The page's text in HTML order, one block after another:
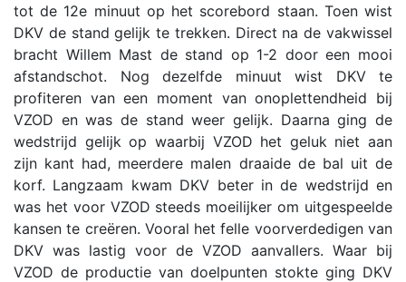
tot de 12e minuut op het scorebord staan. Toen wist
DKV de stand gelijk te trekken. Direct na de vakwissel
bracht Willem Mast de stand op 1-2 door een mooi
afstandschot. Nog dezelfde minuut wist DKV te
profiteren van een moment van onoplettendheid bij
VZOD en was de stand weer gelijk. Daarna ging de
wedstrijd gelijk op waarbij VZOD het geluk niet aan
zijn kant had, meerdere malen draaide de bal uit de
korf. Langzaam kwam DKV beter in de wedstrijd en
was het voor VZOD steeds moeilijker om uitgespeelde
kansen te creëren. Vooral het felle voorverdedigen van
DKV was lastig voor de VZOD aanvallers. Waar bij
VZOD de productie van doelpunten stokte ging DKV